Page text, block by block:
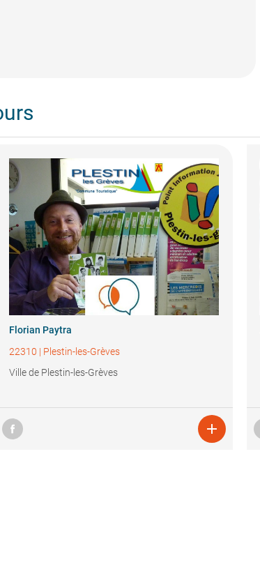
Florian Paytra
22310 | Plestin-les-Grèves
Ville de Plestin-les-Grèves
